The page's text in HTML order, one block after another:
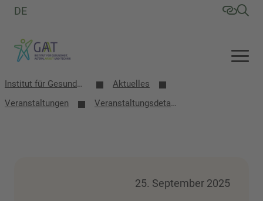
DE
Institut für Gesundheit, Altern, Arbeit und Technik (GAT)
Aktuelles
Veranstaltungen
Veranstaltungsdetails
25. September 2025